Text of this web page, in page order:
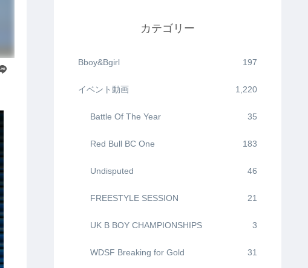
カテゴリー
Bboy&Bgirl 197
イベント動画 1,220
Battle Of The Year 35
Red Bull BC One 183
Undisputed 46
FREESTYLE SESSION 21
UK B BOY CHAMPIONSHIPS 3
WDSF Breaking for Gold 31